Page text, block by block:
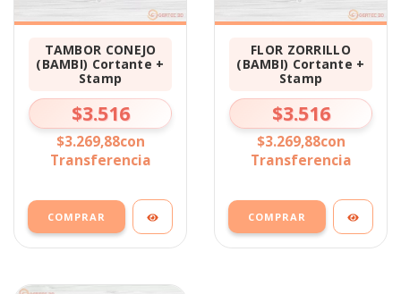
TAMBOR CONEJO
(BAMBI) Cortante +
Stamp
$3.516
$3.269,88con
Transferencia
COMPRAR
FLOR ZORRILLO
(BAMBI) Cortante +
Stamp
$3.516
$3.269,88con
Transferencia
COMPRAR